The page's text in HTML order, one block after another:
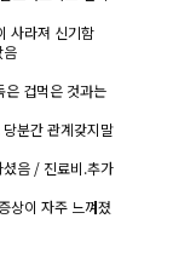
사라져 신기함
음
겁먹은 것과는
분간 관계갖지말
셨음 / 진료비.추가
상이 자주 느껴졌